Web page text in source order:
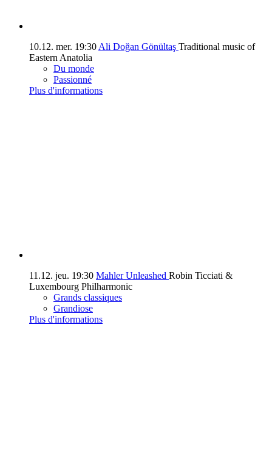
10.12. mer. 19:30Ali Doğan Gönültaş Traditional music of
Eastern Anatolia
Du monde
Passionné
Plus d'informations
11.12. jeu. 19:30 Mahler Unleashed Robin Ticciati &
Luxembourg Philharmonic
Grands classiques
Grandiose
Plus d'informations